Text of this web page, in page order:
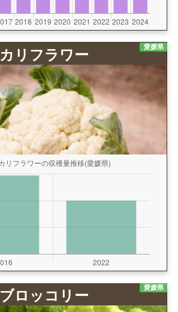
愛媛県
カリフラワー
愛媛県
ブロッコリー